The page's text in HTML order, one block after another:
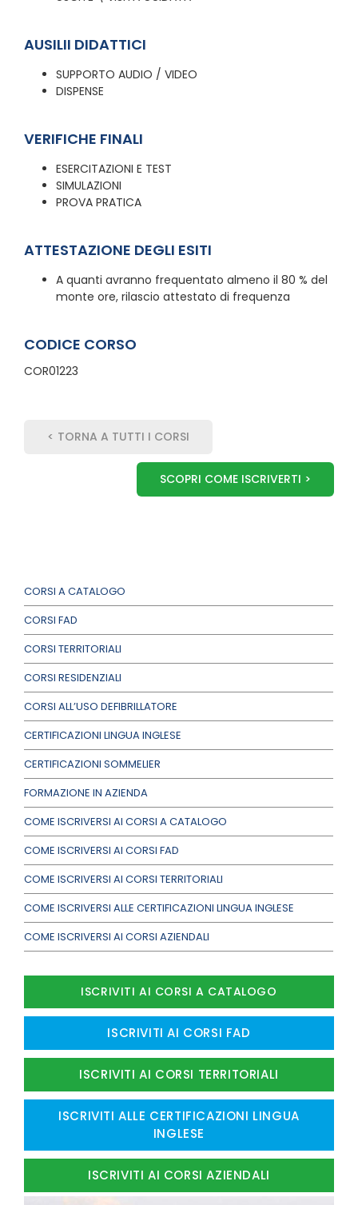
CORSI A CATALOGO
CORSI FAD
CORSI TERRITORIALI
CORSI RESIDENZIALI
CORSI ALL’USO DEFIBRILLATORE
CERTIFICAZIONI LINGUA INGLESE
CERTIFICAZIONI SOMMELIER
FORMAZIONE IN AZIENDA
COME ISCRIVERSI AI CORSI A CATALOGO
COME ISCRIVERSI AI CORSI FAD
COME ISCRIVERSI AI CORSI TERRITORIALI
COME ISCRIVERSI ALLE CERTIFICAZIONI LINGUA INGLESE
COME ISCRIVERSI AI CORSI AZIENDALI
ISCRIVITI AI CORSI A CATALOGO
ISCRIVITI AI CORSI FAD
ISCRIVITI AI CORSI TERRITORIALI
ISCRIVITI ALLE CERTIFICAZIONI LINGUA
INGLESE
ISCRIVITI AI CORSI AZIENDALI
AUSILII DIDATTICI
SUPPORTO AUDIO / VIDEO
DISPENSE
VERIFICHE FINALI
ESERCITAZIONI E TEST
SIMULAZIONI
PROVA PRATICA
ATTESTAZIONE DEGLI ESITI
A quanti avranno frequentato almeno il 80 % del
monte ore, rilascio attestato di frequenza
CODICE CORSO
COR01223
< TORNA A TUTTI I CORSI
SCOPRI COME ISCRIVERTI >